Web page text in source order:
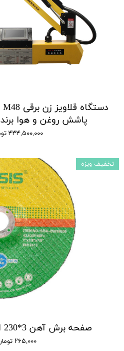
پاشش روغن و هوا برند AST POWER
۴۳۴,۵۰۰,۰۰۰ تومان
صفحه برش آهن 3*230 اوسیس OASIS
۲۶۵,۰۰۰ تومان
تخفیف ویزه